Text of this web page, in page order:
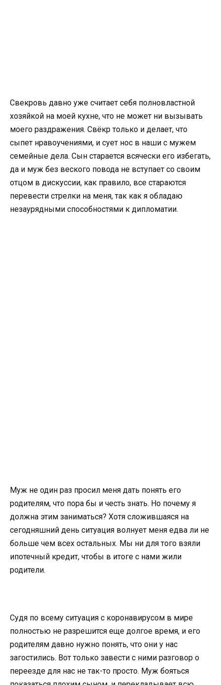
Свекровь давно уже считает себя полновластной
хозяйкой на моей кухне, что не может ни вызывать
моего раздражения. Свёкр только и делает, что
сыпет нравоучениями, и сует нос в наши с мужем
семейные дела. Сын старается всячески его избегать,
да и муж без веского повода не вступает со своим
отцом в дискуссии, как правило, все стараются
перевести стрелки на меня, так как я обладаю
незаурядными способностями к дипломатии.
Муж не один раз просил меня дать понять его
родителям, что пора бы и честь знать. Но почему я
должна этим заниматься? Хотя сложившаяся на
сегодняшний день ситуация волнует меня едва ли не
больше чем всех остальных. Мы ни для того взяли
ипотечный кредит, чтобы в итоге с нами жили
родители.
Судя по всему ситуация с коронавирусом в мире
полностью не разрешится еще долгое время, и его
родителям давно нужно понять, что они у нас
загостились. Вот только завести с ними разговор о
переезде для нас не так-то просто. Муж бояться